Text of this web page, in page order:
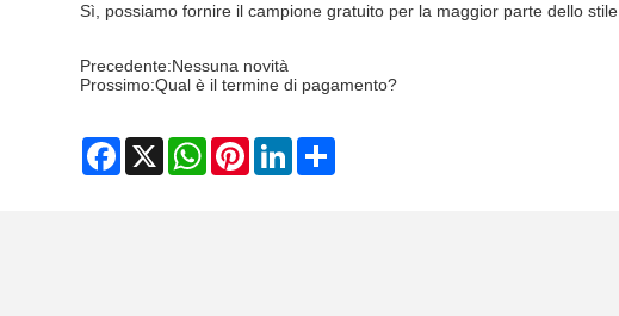
Sì, possiamo fornire il campione gratuito per la maggior parte dello stile.
Precedente:Nessuna novità
Prossimo:Qual è il termine di pagamento?
Facebook
X WhatsAppPinterestLinkedIn